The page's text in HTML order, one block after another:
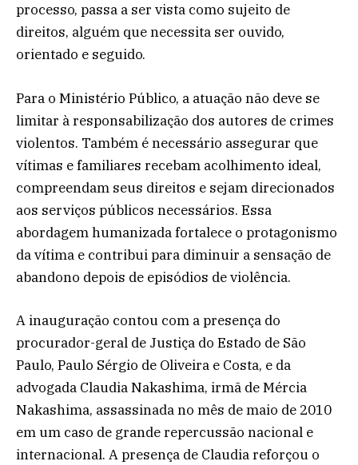
processo, passa a ser vista como sujeito de
direitos, alguém que necessita ser ouvido,
orientado e seguido.
Para o Ministério Público, a atuação não deve se
limitar à responsabilização dos autores de crimes
violentos. Também é necessário assegurar que
vítimas e familiares recebam acolhimento ideal,
compreendam seus direitos e sejam direcionados
aos serviços públicos necessários. Essa
abordagem humanizada fortalece o protagonismo
da vítima e contribui para diminuir a sensação de
abandono depois de episódios de violência.
A inauguração contou com a presença do
procurador-geral de Justiça do Estado de São
Paulo, Paulo Sérgio de Oliveira e Costa, e da
advogada Claudia Nakashima, irmã de Mércia
Nakashima, assassinada no mês de maio de 2010
em um caso de grande repercussão nacional e
internacional. A presença de Claudia reforçou o